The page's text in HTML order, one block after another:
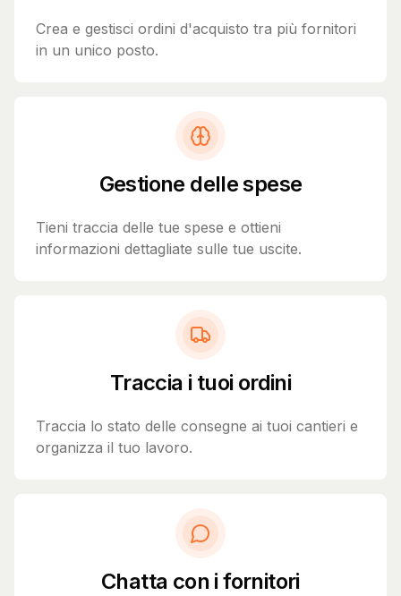
Crea e gestisci ordini d'acquisto tra più fornitori
in un unico posto.
Gestione delle spese
Tieni traccia delle tue spese e ottieni
informazioni dettagliate sulle tue uscite.
Traccia i tuoi ordini
Traccia lo stato delle consegne ai tuoi cantieri e
organizza il tuo lavoro.
Chatta con i fornitori